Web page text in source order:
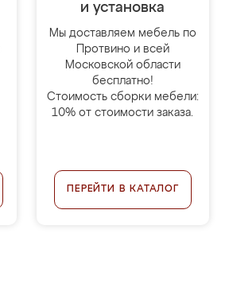
и установка
Мы доставляем мебель по
Протвино и всей
Московской области
бесплатно!
Стоимость сборки мебели:
10% от стоимости заказа.
ПЕРЕЙТИ В КАТАЛОГ